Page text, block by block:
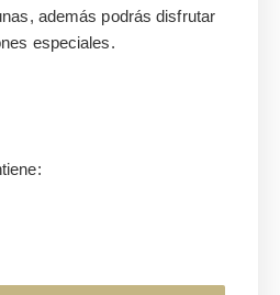
además podrás disfrutar
especiales.